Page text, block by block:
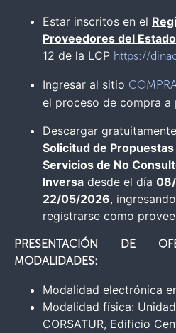
Estar inscritos en el
Proveedores del Estado
12 de la LCP https://
Ingresar al sitio
el proceso de compra a
Descargar
Solicitud de Propuestas
Servicios de No
Inversa desde el día
22/05/2026,
registrarse como
PRESENTACIÓN DE
MODALIDADES:
Modalidad electrónica
Modalidad física:
CORSATUR, Edificio